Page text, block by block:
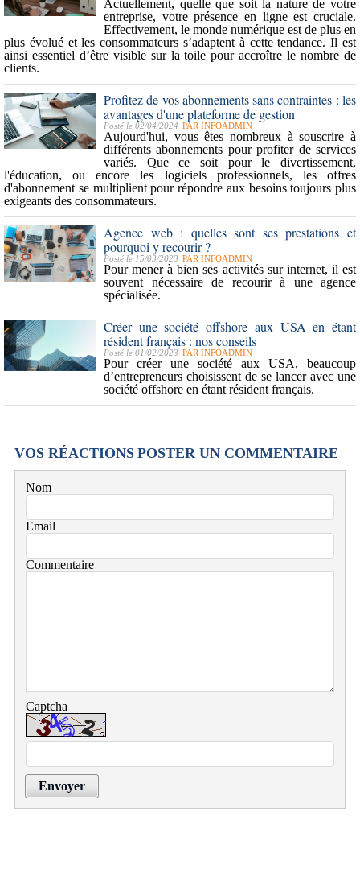
Actuellement, quelle que soit la nature de votre
entreprise, votre présence en ligne est cruciale.
Effectivement, le monde numérique est de plus en
plus évolué et les consommateurs s’adaptent à cette tendance. Il est
ainsi essentiel d’être visible sur la toile pour accroître le nombre de
clients.
Profitez de vos abonnements sans contraintes : les
avantages d'une plateforme de gestion
Posté le 02/04/2024 PAR INFOADMIN
Aujourd'hui, vous êtes nombreux à souscrire à
différents abonnements pour profiter de services
variés. Que ce soit pour le divertissement,
l'éducation, ou encore les logiciels professionnels, les offres
d'abonnement se multiplient pour répondre aux besoins toujours plus
exigeants des consommateurs.
Agence web : quelles sont ses prestations et
pourquoi y recourir ?
Posté le 15/03/2023 PAR INFOADMIN
Pour mener à bien ses activités sur internet, il est
souvent nécessaire de recourir à une agence
spécialisée.
Créer une société offshore aux USA en étant
résident français : nos conseils
Posté le 01/02/2023 PAR INFOADMIN
Pour créer une société aux USA, beaucoup
d’entrepreneurs choisissent de se lancer avec une
société offshore en étant résident français.
VOS RÉACTIONS POSTER UN COMMENTAIRE
Nom
Email
Commentaire
Captcha
Envoyer